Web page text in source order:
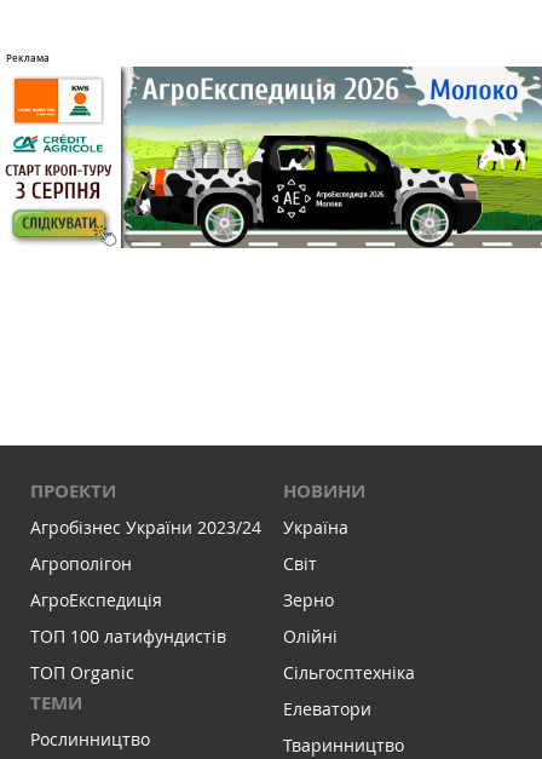
ПРОЕКТИ
Агробізнес України 2023/24
Агрополігон
АгроЕкспедиція
ТОП 100 латифундистів
ТОП Organic
ТЕМИ
Рослинництво
НОВИНИ
Україна
Світ
Зерно
Олійні
Сільгосптехніка
Елеватори
Тваринництво